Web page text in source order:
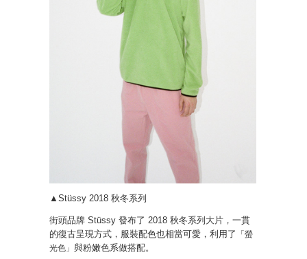
▲Stüssy 2018 秋冬系列
街頭品牌 Stüssy 發布了 2018 秋冬系列大片，一貫
的復古呈現方式，服裝配色也相當可愛，利用了
「螢
光色」 與粉嫩色系做搭配。